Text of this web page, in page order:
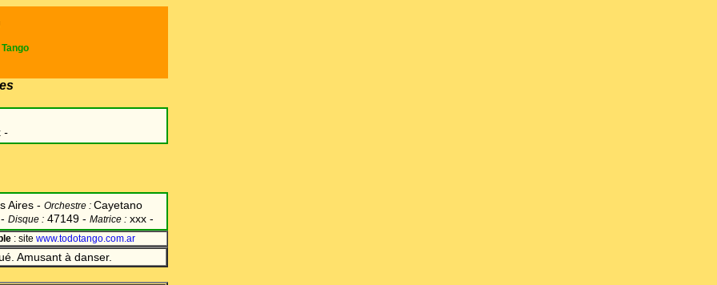
-
Aires - Orchestre : Cayetano
Disque : 47149 - Matrice : xxx -
: site www.todotango.com.ar
Amusant à danser.